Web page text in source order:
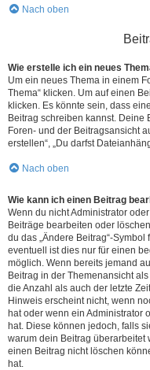
Nach oben
Wie erstelle ich ein neues
Um ein neues Thema in einem
Thema“ klicken. Um auf einen
klicken. Es könnte sein, dass
Beitrag schreiben kannst.
Foren- und der Beitragsansicht
erstellen“, „Du darfst
Nach oben
Wie kann ich einen Beitrag
Wenn du nicht Administrator
Beiträge bearbeiten oder
du das „Ändere Beitrag“-
eventuell ist dies nur für einen
möglich. Wenn bereits jemand
Beitrag in der Themenansicht
die Anzahl als auch der letzte
Hinweis erscheint nicht, wenn
hat oder wenn ein Administrator
hat. Diese können jedoch, falls
warum dein Beitrag überarbeitet
einen Beitrag nicht löschen
hat.